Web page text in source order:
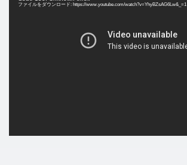
ファイルをダウンロード: https://www.youtube.com/watch?v=YhyBZsAG6Lw&_=1